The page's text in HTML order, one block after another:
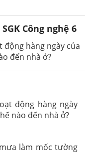
Công nghệ 6
hàng ngày của
đến nhà ở?
động hàng ngày
nào đến nhà ở?
làm mốc tường